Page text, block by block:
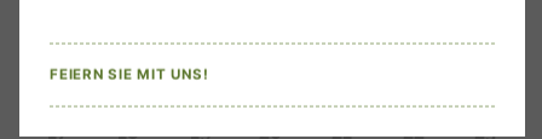
FEIERN SIE MIT UNS!